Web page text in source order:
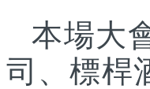
本場大
司、標桿